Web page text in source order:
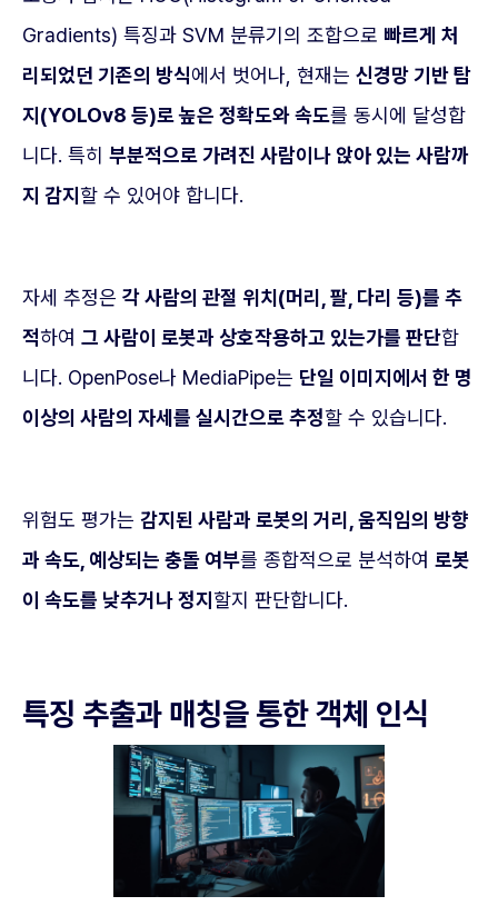
Gradients) 특징과 SVM 분류기의 조합으로 빠르게 처
리되었던 기존의 방식에서 벗어나, 현재는 신경망 기반 탐
지(YOLOv8 등)로 높은 정확도와 속도를 동시에 달성합
니다. 특히 부분적으로 가려진 사람이나 앉아 있는 사람까
지 감지 할 수 있어야 합니다.
자세 추정은 각 사람의 관절 위치(머리, 팔, 다리 등)를 추
적하여 그 사람이 로봇과 상호작용하고 있는가를 판단합
니다. OpenPose나 MediaPipe는 단일 이미지에서 한 명
이상의 사람의 자세를 실시간으로 추정할 수 있습니다.
위험도 평가는 감지된 사람과 로봇의 거리, 움직임의 방향
과 속도, 예상되는 충돌 여부를 종합적으로 분석하여 로봇
이 속도를 낮추거나 정지 할지 판단합니다.
특징 추출과 매칭을 통한 객체 인식